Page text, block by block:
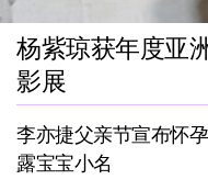
杨紫琼获年度亚
影展
李亦捷父亲节宣布怀
露宝宝小名